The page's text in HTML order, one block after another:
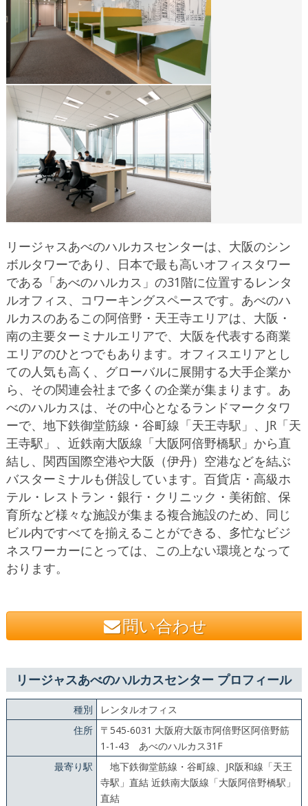
リージャスあべのハルカスセンターは、大阪のシン
ボルタワーであり、日本で最も高いオフィスタワー
である「あべのハルカス」の31階に位置するレンタ
ルオフィス、コワーキングスペースです。あべのハ
ルカスのあるこの阿倍野・天王寺エリアは、大阪・
南の主要ターミナルエリアで、大阪を代表する商業
エリアのひとつでもあります。オフィスエリアとし
ての人気も高く、グローバルに展開する大手企業か
ら、その関連会社まで多くの企業が集まります。あ
べのハルカスは、その中心となるランドマークタワ
ーで、地下鉄御堂筋線・谷町線「天王寺駅」、JR「天
王寺駅」、近鉄南大阪線「大阪阿倍野橋駅」から直
結し、関西国際空港や大阪（伊丹）空港などを結ぶ
バスターミナルも併設しています。百貨店・高級ホ
テル・レストラン・銀行・クリニック・美術館、保
育所など様々な施設が集まる複合施設のため、同じ
ビル内ですべてを揃えることができる、多忙なビジ
ネスワーカーにとっては、この上ない環境となって
おります。
問い合わせ
リージャスあべのハルカスセンター プロフィール
種別
レンタルオフィス
住所
〒545-6031 大阪府大阪市阿倍野区阿倍野筋
1-1-43 あべのハルカス31F
最寄り駅
地下鉄御堂筋線・谷町線、JR阪和線「天王
寺駅」直結 近鉄南大阪線「大阪阿倍野橋駅」
直結